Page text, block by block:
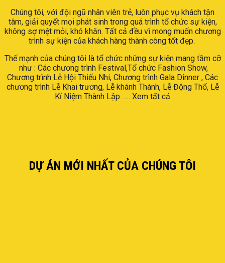
Chúng tôi, với đội ngũ nhân viên trẻ, luôn phục vụ khách tận
tâm, giải quyết mọi phát sinh trong quá trình tổ chức sự kiện,
không sợ mệt mỏi, khó khăn. Tất cả đều vì mong muốn chương
trình sự kiện của khách hàng thành công tốt đẹp.
Thế mạnh của chúng tôi là tổ chức những sự kiện mang tầm cỡ
như : Các chương trình Festival,Tổ chức Fashion Show,
Chương trình Lễ Hội Thiếu Nhi, Chương trình Gala Dinner , Các
chương trình Lễ Khai trương, Lễ khánh Thành, Lễ Động Thổ, Lễ
Kỉ Niệm Thành Lập ….. Xem tất cả
DỰ ÁN MỚI NHẤT CỦA CHÚNG TÔI